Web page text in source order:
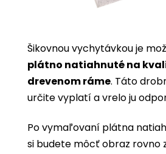
Šikovnou vychytávkou je
plátno natiahnuté na
drevenom ráme. Táto
určite vyplatí a vrelo ju
Po vymaľovaní plátna
si budete môcť obraz rovno